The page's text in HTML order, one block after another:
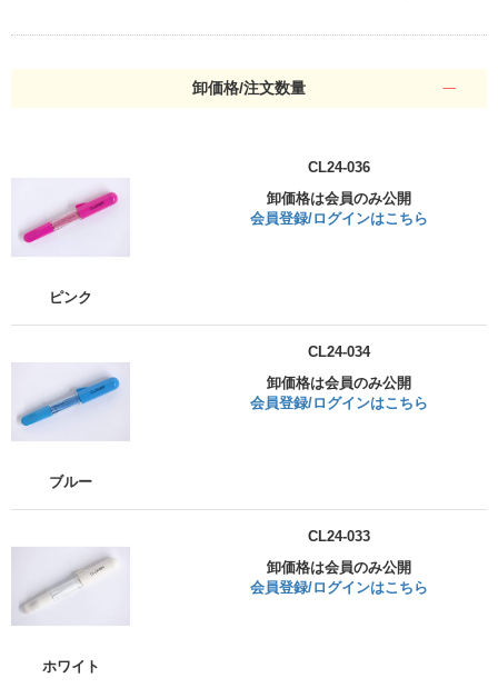
卸価格/注文数量
ピンク
CL24-036
卸価格は会員のみ公開
会員登録/ログインはこちら
ブルー
CL24-034
卸価格は会員のみ公開
会員登録/ログインはこちら
ホワイト
CL24-033
卸価格は会員のみ公開
会員登録/ログインはこちら